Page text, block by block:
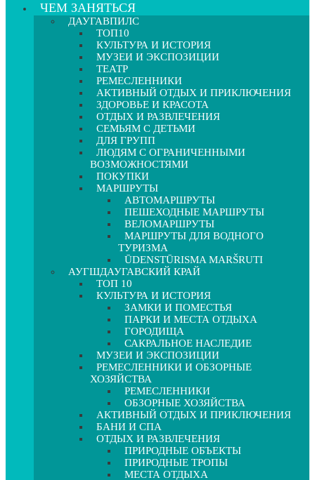
ЧЕМ ЗАНЯТЬСЯ
ДАУГАВПИЛС
ТОП10
КУЛЬТУРА И ИСТОРИЯ
МУЗЕИ И ЭКСПОЗИЦИИ
ТЕАТР
РЕМЕСЛЕННИКИ
АКТИВНЫЙ ОТДЫХ И ПРИКЛЮЧЕНИЯ
ЗДОРОВЬЕ И КРАСОТА
ОТДЫХ И РАЗВЛЕЧЕНИЯ
СЕМЬЯМ С ДЕТЬМИ
ДЛЯ ГРУПП
ЛЮДЯМ С ОГРАНИЧЕННЫМИ
ВОЗМОЖНОСТЯМИ
ПОКУПКИ
МАРШРУТЫ
АВТОМАРШРУТЫ
ПЕШЕХОДНЫЕ МАРШРУТЫ
ВЕЛОМАРШРУТЫ
МАРШРУТЫ ДЛЯ ВОДНОГО
ТУРИЗМА
ŪDENSTŪRISMA MARŠRUTI
АУГШДАУГАВСКИЙ КРАЙ
ТОП 10
КУЛЬТУРА И ИСТОРИЯ
ЗАМКИ И ПОМЕСТЬЯ
ПАРКИ И МЕСТА ОТДЫХА
ГОРОДИЩА
САКРАЛЬНОЕ НАСЛЕДИЕ
МУЗЕИ И ЭКСПОЗИЦИИ
РЕМЕСЛЕННИКИ И ОБЗОРНЫЕ
ХОЗЯЙСТВА
РЕМЕСЛЕННИКИ
ОБЗОРНЫЕ ХОЗЯЙСТВА
АКТИВНЫЙ ОТДЫХ И ПРИКЛЮЧЕНИЯ
БАНИ И СПА
ОТДЫХ И РАЗВЛЕЧЕНИЯ
ПРИРОДНЫЕ ОБЪЕКТЫ
ПРИРОДНЫЕ ТРОПЫ
МЕСТА ОТДЫХА